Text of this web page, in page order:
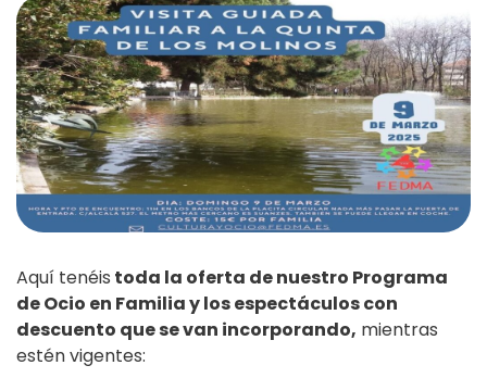
Aquí tenéis toda la oferta de nuestro Programa
de Ocio en Familia y los espectáculos con
descuento que se van incorporando, mientras
estén vigentes: